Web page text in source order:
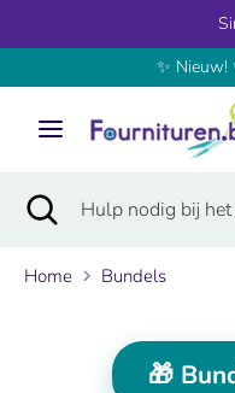
naar
✨ Nieuw!
nodig
zoeken?
Zoeken Hulp
het
Zoekopdracht
sluiten
Home Bundels
🎁